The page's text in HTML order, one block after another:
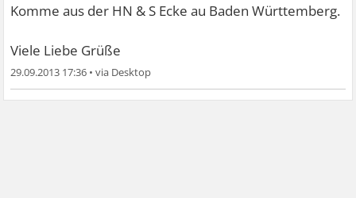
Komme aus der HN & S Ecke au Baden Württemberg.
Viele Liebe Grüße
29.09.2013 17:36 •